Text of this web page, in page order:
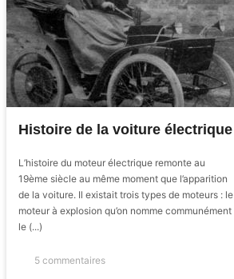
Histoire de la voiture électrique
L’histoire du moteur électrique remonte au
19ème siècle au même moment que l’apparition
de la voiture. Il existait trois types de moteurs : le
moteur à explosion qu’on nomme communément
le (...)
5 commentaires